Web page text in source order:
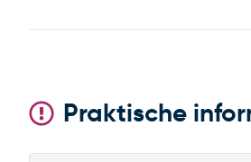
Praktische